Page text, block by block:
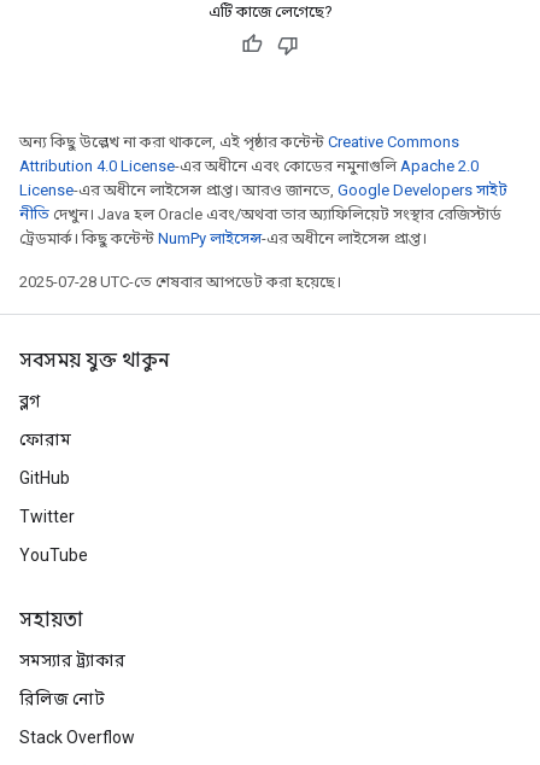
এটি কাজে লেগেছে?
অন্য কিছু উল্লেখ না করা থাকলে, এই পৃষ্ঠার কন্টেন্ট Creative Commons
Attribution 4.0 License-এর অধীনে এবং কোডের নমুনাগুলিApache 2.0
License-এর অধীনে লাইসেন্স প্রাপ্ত। আরও জানতে, Google Developers সাইট
নীতি দেখুন। Java হল Oracle এবং/অথবা তার অ্যাফিলিয়েট সংস্থার রেজিস্টার্ড
ট্রেডমার্ক। কিছু কন্টেন্ট NumPy লাইসেন্স-এর অধীনে লাইসেন্স প্রাপ্ত।
2025-07-28 UTC-তে শেষবার আপডেট করা হয়েছে।
সবসময় যুক্ত থাকুন
ব্লগ
ফোরাম
GitHub
Twitter
YouTube
সহায়তা
সমস্যার ট্র্যাকার
রিলিজ নোট
Stack Overflow